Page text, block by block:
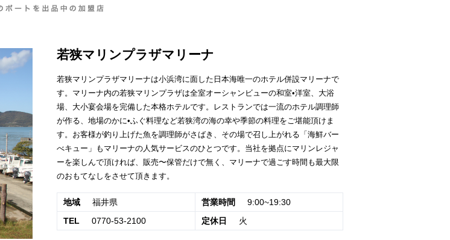
若狭マリンプラザマリーナ
若狭マリンプラザマリーナは小浜湾に面した日本海唯一のホテル併設マリーナで
す。マリーナ内の若狭マリンプラザは全室オーシャンビューの和室•洋室、大浴
場、大小宴会場を完備した本格ホテルです。レストランでは一流のホテル調理師
が作る、地場のかに•ふぐ料理など若狭湾の海の幸や季節の料理をご堪能頂けま
す。お客様が釣り上げた魚を調理師がさばき、その場で召し上がれる「海鮮バー
べキュー」もマリーナの人気サービスのひとつです。当社を拠点にマリンレジャ
ーを楽しんで頂ければ、販売〜保管だけで無く、マリーナで過ごす時間も最大限
のおもてなしをさせて頂きます。
地域 福井県 営業時間
9:00~19:30